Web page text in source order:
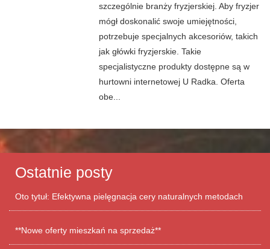
szczególnie branży fryzjerskiej. Aby fryzjer
mógł doskonalić swoje umiejętności,
potrzebuje specjalnych akcesoriów, takich
jak główki fryzjerskie. Takie
specjalistyczne produkty dostępne są w
hurtowni internetowej U Radka. Oferta
obe...
Ostatnie posty
Oto tytuł: Efektywna pielęgnacja cery naturalnych metodach
**Nowe oferty mieszkań na sprzedaż**